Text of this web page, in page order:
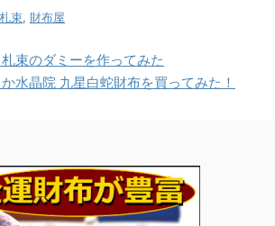
札束, 財布屋
束のダミーを作ってみた
水晶院 九星白蛇財布を買ってみた！